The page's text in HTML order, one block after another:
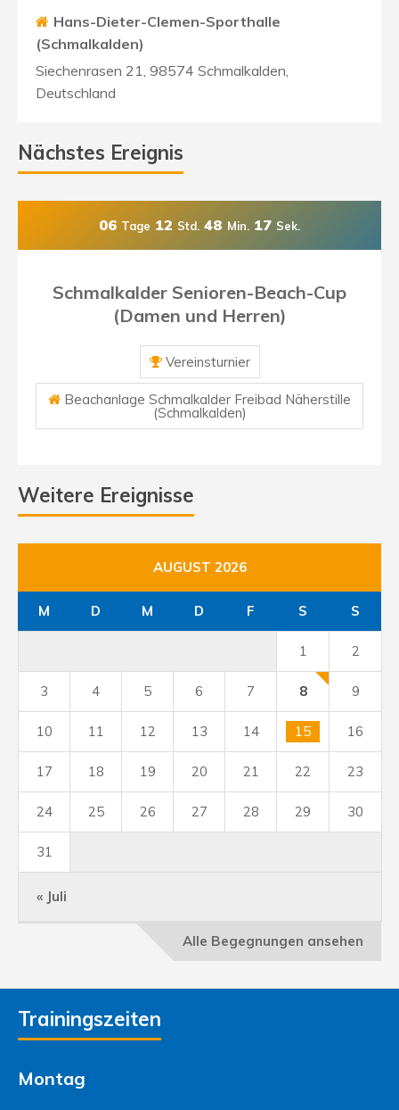
Hans-Dieter-Clemen-Sporthalle
(Schmalkalden)
Siechenrasen 21, 98574 Schmalkalden,
Deutschland
Nächstes Ereignis
06 Tage 12 Std. 48 Min. 15 Sek.
Schmalkalder Senioren-Beach-Cup
(Damen und Herren)
Vereinsturnier
Beachanlage Schmalkalder Freibad Näherstille
(Schmalkalden)
Weitere Ereignisse
AUGUST 2026
M D M D F S S
« Juli
1 2
3 4 5 6 7 8 9
10 11 12 13 14 15 16
17 18 19 20 21 22 23
24 25 26 27 28 29 30
31
Alle Begegnungen ansehen
Trainingszeiten
Montag